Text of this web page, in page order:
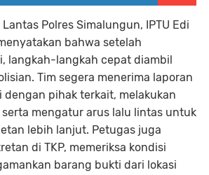
Polres Simalungun, IPTU Edi
bahwa setelah
langkah-langkah cepat diambil
Tim segera menerima laporan
dengan pihak terkait, melakukan
serta mengatur arus lalu lintas untuk
lebih lanjut. Petugas juga
di TKP, memeriksa kondisi
barang bukti dari lokasi